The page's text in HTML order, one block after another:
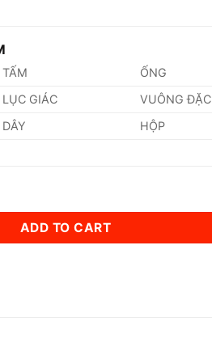
TẤM
ỐNG
LỤC GIÁC
VUÔNG ĐẶC
DÂY
HỘP
ADD TO CART